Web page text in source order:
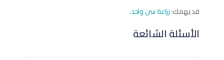
قد يهمك:زراعة سن واحد.
الأسئلة الشائعة